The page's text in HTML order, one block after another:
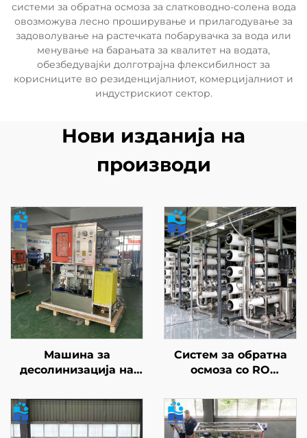
системи за обратна осмоза за слатководно-солена вода
овозможува лесно проширување и прилагодување за
задоволување на растечката побарувачка за вода или
менување на барањата за квалитет на водата,
обезбедувајќи долготрајна флексибилност за
корисниците во резиденцијалниот, комерцијалниот и
индустрискиот сектор.
Нови изданија на
производи
Машина за
десолинизација на
за обратна осмоза
(RO) со голем
капацитет во соларни
Систем за обратна
осмоза со RO
за пречистување на
вода, постројка за
третман на вода и